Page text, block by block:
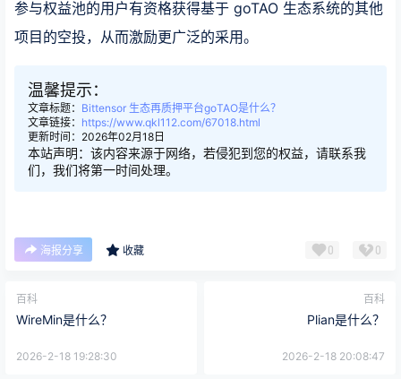
参与权益池的用户有资格获得基于 goTAO 生态系统的其他
项目的空投，从而激励更广泛的采用。
温馨提示：
文章标题： Bittensor 生态再质押平台goTAO是什么？
文章链接： https://www.qkl112.com/67018.html
更新时间：2026年02月18日
本站声明：该内容来源于网络，若侵犯到您的权益，请联系我
们，我们将第一时间处理。
海报分享 收藏 0 0
百科
WireMin是什么？
2026-2-18 19:28:30
百科
Plian是什么？
2026-2-18 20:08:47